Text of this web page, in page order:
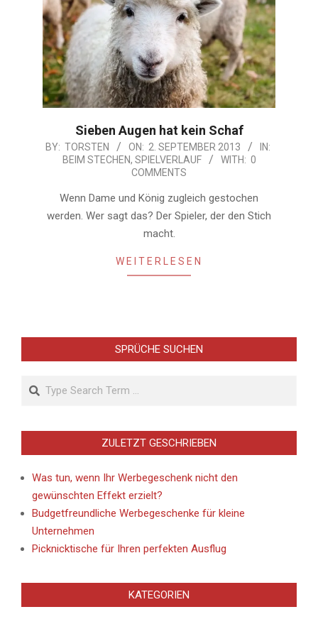
Sieben Augen hat kein Schaf
2013-
BY: TORSTEN ON: 2. SEPTEMBER 2013
IN:
BEIM STECHEN, SPIELVERLAUF WITH: 0
COMMENTS
Wenn Dame und König zugleich gestochen
werden. Wer sagt das? Der Spieler, der den Stich
macht.
WEITERLESEN
SPRÜCHE SUCHEN
Search
ZULETZT GESCHRIEBEN
Was tun, wenn Ihr Werbegeschenk nicht den
gewünschten Effekt erzielt?
Budgetfreundliche Werbegeschenke für kleine
Unternehmen
Picknicktische für Ihren perfekten Ausflug
KATEGORIEN